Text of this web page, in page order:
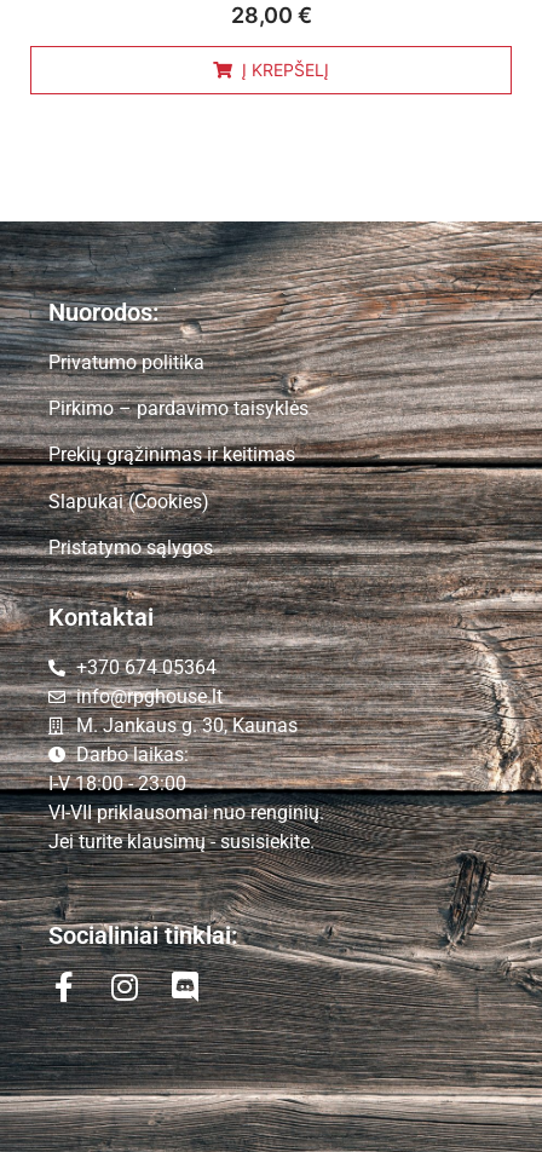
28,00 €
Į KREPŠELĮ
Nuorodos:
Privatumo politika
Pirkimo – pardavimo taisyklės
Prekių grąžinimas ir keitimas
Slapukai (Cookies)
Pristatymo sąlygos
Kontaktai
+370 674 05364
info@rpghouse.lt
M. Jankaus g. 30, Kaunas
Darbo laikas:
I-V 18:00 - 23:00
VI-VII priklausomai nuo renginių.
Jei turite klausimų - susisiekite.
Socialiniai tinklai: